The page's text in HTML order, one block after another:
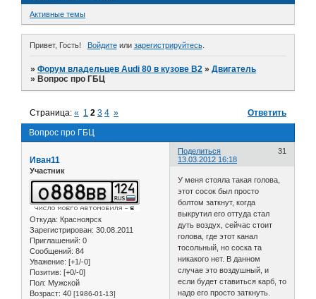
Активные темы
Привет, Гость! Войдитеили зарегистрируйтесь.
»Форум владельцев Audi 80 в кузове В2 »Двигатель
»Вопрос про ГБЦ
Вопрос про ГБЦ
Страница:« 1 2 3 4 » Ответить
Поделиться
31
13.03.2012 16:18
Иван11
Участник
Откуда: Красноярск
Зарегистрирован: 30.08.2011
Приглашений: 0
Сообщений: 84
Уважение: [+1/-0]
Позитив: [+0/-0]
Пол: Мужской
Возраст: 40 [1986-01-13]
У меня стояла такая голова,
этот сосок был просто
болтом заткнут, когда
выкрутил его оттуда стал
дуть воздух, сейчас стоит
голова, где этот канал
тосольный, но соска та
никакого нет. В данном
случае это воздушный, и
если будет ставиться карб, то
надо его просто заткнуть.